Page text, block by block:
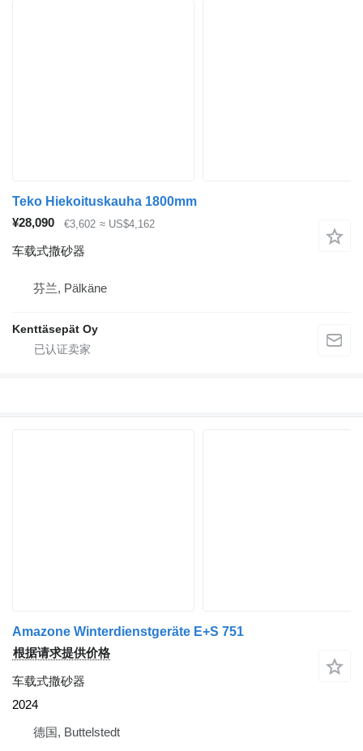
Teko Hiekoituskauha 1800mm
¥28,090
€3,602 ≈ US$4,162
车载式撒砂器
芬兰, Pälkäne
Kenttäsepät Oy
Amazone Winterdienstgeräte E+S 751
根据请求提供价格
车载式撒砂器
2024
德国, Buttelstedt